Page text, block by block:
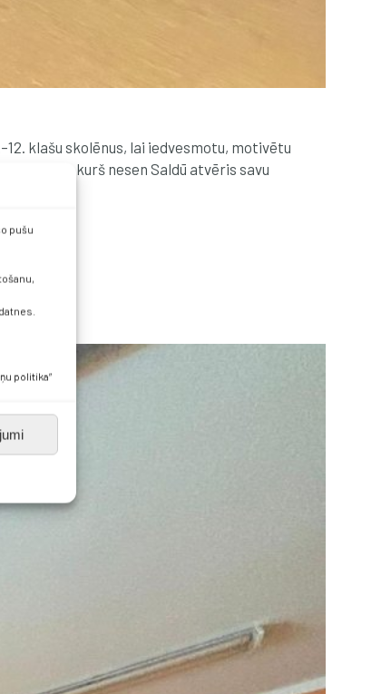
pušu
politika”
klašu skolēnus, lai iedvesmotu, motivētu
treneris, kurš nesen Saldū atvēris savu